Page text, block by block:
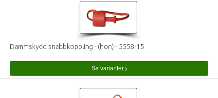
Dammskydd snabbkoppling - (hon) - 5558-15
Se varianter